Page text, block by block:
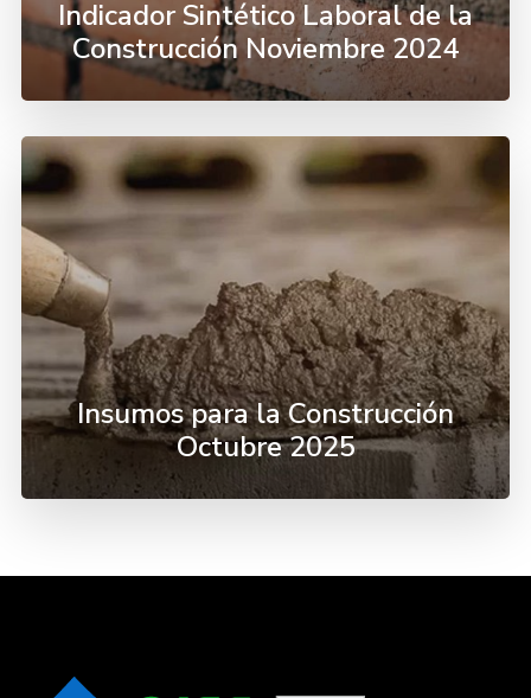
Indicador Sintético Laboral de la
Construcción Noviembre 2024
Insumos para la Construcción
Octubre 2025